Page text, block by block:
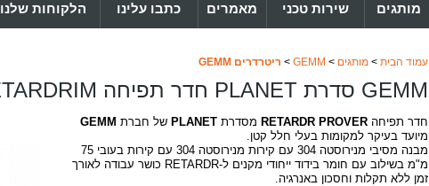
מותגים שירות טכני מאמרים כתבו עלינו הלקוחות שלנו
עמוד הבית >מותגים >
GEMM
> ריטרדרים GEMM
GEMM סדרת PLANET חדר תפיחה RETARDRIM
חדר תפיחהRETARDR PROVER מסדרתPLANET של חברת GEMM
מיועד בעיקר למקומות בעלי חלל קטן.
מבנה מסיבי מנירוסטה 304 עם קירות מנירוסטה 304 עם קירות בעובי 75
מ"מ בשילוב עם חומר בידוד ייחודי מקנים ל-RETARDR כושר עבודה לאורך
זמן ללא תקלות וחסכון באנרגיה.